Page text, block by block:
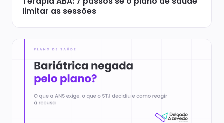
limitar as sessões